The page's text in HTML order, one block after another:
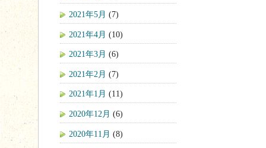
2021年5月 (7)
2021年4月 (10)
2021年3月 (6)
2021年2月 (7)
2021年1月 (11)
2020年12月 (6)
2020年11月 (8)